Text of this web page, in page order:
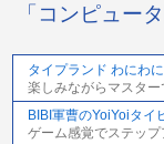
「コンピュー
タイプランド わにわ
楽しみながらマスタ
BIBI軍曹のYoiYoiタイ
ゲーム感覚でステッ